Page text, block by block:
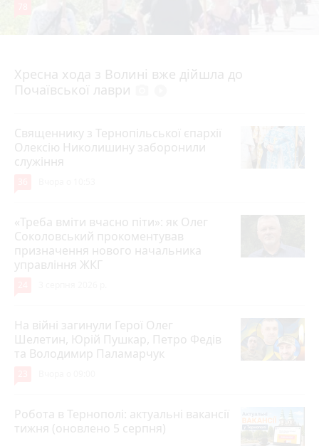
Хресна хода з Волині вже дійшла до
Почаївської лаври
Священнику з Тернопільської єпархії
Олексію Николишину заборонили
служіння
«Треба вміти вчасно піти»: як Олег
Соколовський прокоментував
призначення нового начальника
управління ЖКГ
На війні загинули Герої Олег
Шелетин, Юрій Пушкар, Петро Федів
та Володимир Паламарчук
Робота в Тернополі: актуальні вакансії
тижня (оновлено 5 серпня)